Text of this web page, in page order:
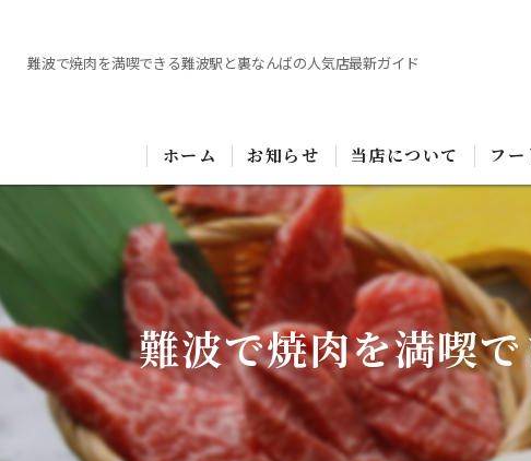
難波で焼肉を満喫できる難波駅と裏なんばの人気店最新ガイド
ホーム お知らせ 当店について フー
難波で焼肉を満喫